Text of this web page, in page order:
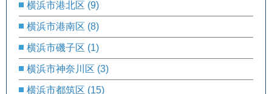
横浜市港北区 (9)
横浜市港南区 (8)
横浜市磯子区 (1)
横浜市神奈川区 (3)
横浜市都筑区 (15)